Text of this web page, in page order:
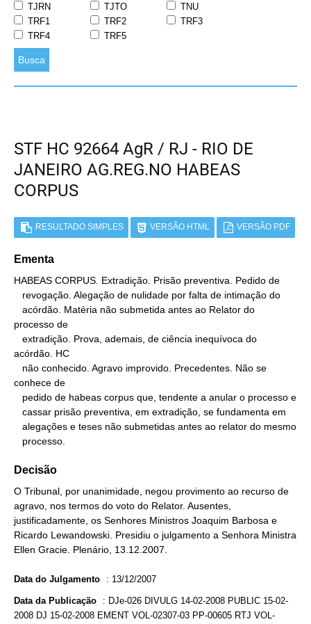
TJRN
TJTO
TNU
TRF1
TRF2
TRF3
TRF4
TRF5
Busca
STF HC 92664 AgR / RJ - RIO DE
JANEIRO AG.REG.NO HABEAS
CORPUS
RESULTADO SIMPLES VERSÃO HTML VERSÃO PDF
Ementa
HABEAS CORPUS. Extradição. Prisão preventiva. Pedido de
processo de
acórdão. HC
conhece de
   processo.
Decisão
O Tribunal, por unanimidade, negou provimento ao recurso de
agravo, nos termos do voto do Relator. Ausentes,
justificadamente, os Senhores Ministros Joaquim Barbosa e
Ricardo Lewandowski. Presidiu o julgamento a Senhora Ministra
Ellen Gracie. Plenário, 13.12.2007.
Data do Julgamento : 13/12/2007
Data da Publicação : DJe-026 DIVULG 14-02-2008 PUBLIC 15-02-
2008 DJ 15-02-2008 EMENT VOL-02307-03 PP-00605 RTJ VOL-